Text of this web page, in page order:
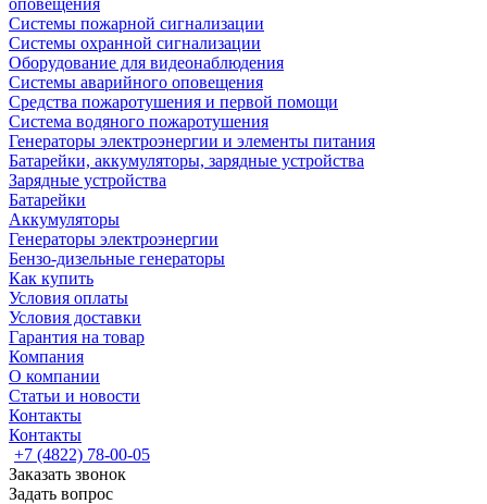
оповещения
Системы пожарной сигнализации
Системы охранной сигнализации
Оборудование для видеонаблюдения
Системы аварийного оповещения
Средства пожаротушения и первой помощи
Система водяного пожаротушения
Генераторы электроэнергии и элементы питания
Батарейки, аккумуляторы, зарядные устройства
Зарядные устройства
Батарейки
Аккумуляторы
Генераторы электроэнергии
Бензо-дизельные генераторы
Как купить
Условия оплаты
Условия доставки
Гарантия на товар
Компания
О компании
Статьи и новости
Контакты
Контакты
+7 (4822) 78-00-05
Заказать звонок
Задать вопрос